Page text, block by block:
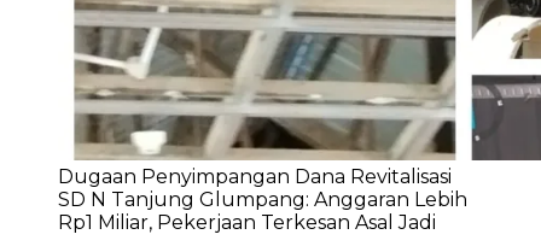
Dugaan Penyimpangan Dana Revitalisasi
SD N Tanjung Glumpang: Anggaran Lebih
Rp1 Miliar, Pekerjaan Terkesan Asal Jadi